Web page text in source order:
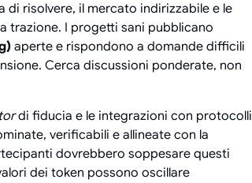
risolvere, il mercato indirizzabile e le
trazione. I progetti sani pubblicano
aperte e rispondono a domande difficili
Cerca discussioni ponderate, non
di fiducia e le integrazioni con protocolli
verificabili e allineate con la
dovrebbero soppesare questi
dei token possono oscillare